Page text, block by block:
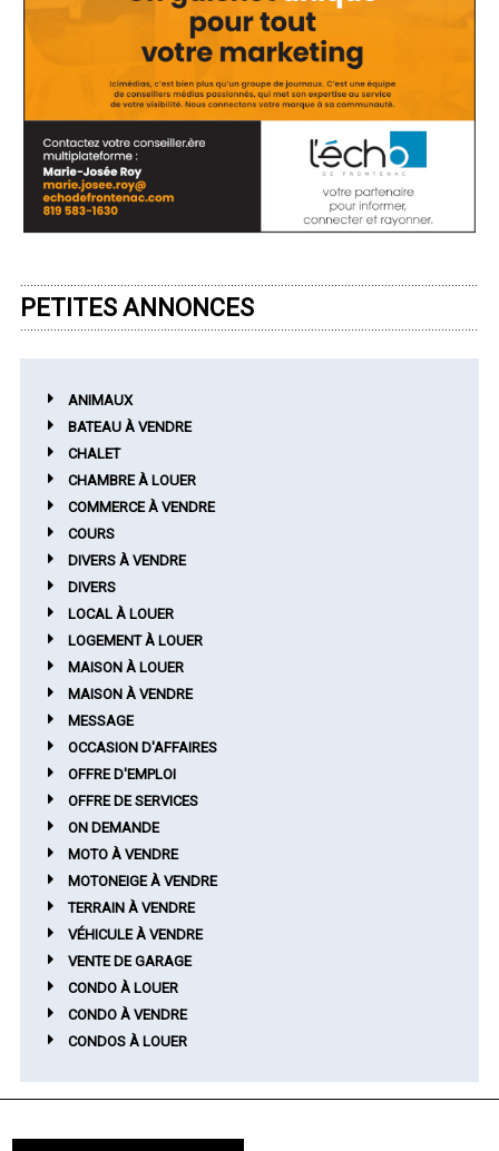
PETITES ANNONCES
ANIMAUX
BATEAU À VENDRE
CHALET
CHAMBRE À LOUER
COMMERCE À VENDRE
COURS
DIVERS À VENDRE
DIVERS
LOCAL À LOUER
LOGEMENT À LOUER
MAISON À LOUER
MAISON À VENDRE
MESSAGE
OCCASION D'AFFAIRES
OFFRE D'EMPLOI
OFFRE DE SERVICES
ON DEMANDE
MOTO À VENDRE
MOTONEIGE À VENDRE
TERRAIN À VENDRE
VÉHICULE À VENDRE
VENTE DE GARAGE
CONDO À LOUER
CONDO À VENDRE
CONDOS À LOUER